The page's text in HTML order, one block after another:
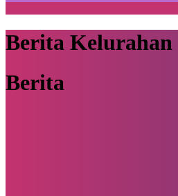
Berita Kelurahan
Berita